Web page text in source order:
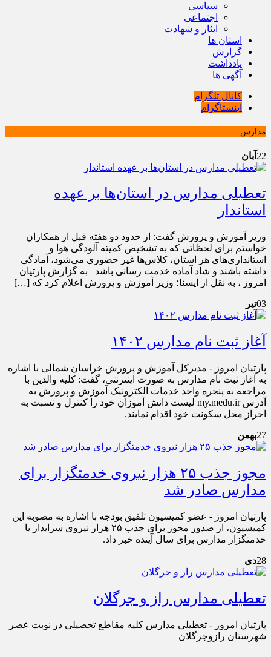
سیاسی
اجتماعی
ایثار و شهادت
استان ها
گزارش
یادداشت
آگهی ها
کانال تلگرام
اینستاگرام
مدارس
22 آبان
تعطیلی مدارس در استان‌ها بر عهده
استاندار
وزیر آموزش و پرورش گفت: از حدود دو هفته قبل از همکاران
خواستم برای لحظاتی که به تشخیص کمیته آلودگی هوا و
استانداری‌های هر استان، کلاس‌ها غیر حضوری می‌شود، آمادگی
داشته باشند و شاد آماده خدمت رسانی باشد به گزارش پارتیان
امروز ، به نقل از ایسنا؛ وزیر آموزش و پرورش اعلام کرد که […]
03تیر
آغاز ثبت نام مدارس ۱۴۰۲
پارتیان امروز - مدیرکل آموزش و پرورش خراسان شمالی با اشاره
به آغاز ثبت نام مدارس به صورت اینترنتی، گفت: کلیه والدین با
مراجعه به پنجره واحد خدمات الکترونیک آموزش و پرورش به
آدرس my.medu.ir لیست دانش آموزان خود را کنترل و نسبت به
احراز محل سکونت خود اقدام نمایند.
27بهمن
مجوز جذب ۲۵ هزار نیروی خدمتگزار برای
مدارس صادر شد
پارتیان امروز - عضو کمیسیون تلفیق بودجه با اشاره به مصوبه این
کمیسیون، از صدور مجوز برای جذب ۲۵ هزار نیروی سرایدار یا
خدمتگزار مدارس برای سال آینده خبر داد.
28دی
تعطیلی مدارس راز و جرگلان
پارتیان امروز - تعطیلی مدارس کلیه مقاطع تحصیلی در نوبت عصر
شهرستان رازوجرگلان